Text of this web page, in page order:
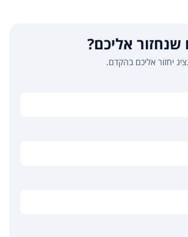
שנחזור אליכם?
יחזור אליכם בהקדם.